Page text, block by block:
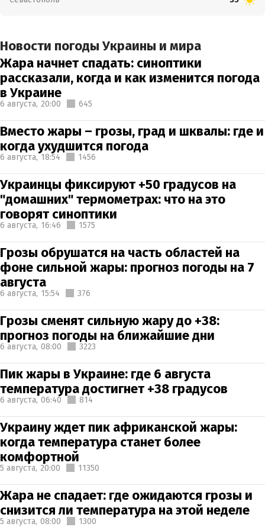
Новости погоды Украины и мира
Жара начнет спадать: синоптики
рассказали, когда и как изменится погода
в Украине
6 августа, 20:00 645
Вместо жары – грозы, град и шквалы: где и
когда ухудшится погода
6 августа, 18:54 1456
Украинцы фиксируют +50 градусов на
"домашних" термометрах: что на это
говорят синоптики
6 августа, 16:46 1575
Грозы обрушатся на часть областей на
фоне сильной жары: прогноз погоды на 7
августа
6 августа, 15:54 376
Грозы сменят сильную жару до +38:
прогноз погоды на ближайшие дни
6 августа, 08:00 3223
Пик жары в Украине: где 6 августа
температура достигнет +38 градусов
6 августа, 06:40 814
Украину ждет пик африканской жары:
когда температура станет более
комфортной
5 августа, 20:00 11350
Жара не спадает: где ожидаются грозы и
снизится ли температура на этой неделе
5 августа, 08:00 1300